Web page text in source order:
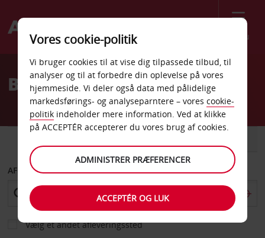
Menu
Welcome
AvisBilleje Saintes
AFHENT FRA
Vælg et andet afleveringssted
Vores cookie-politik
Vi bruger cookies til at vise dig tilpassede tilbud, til
analyser og til at forbedre din oplevelse på vores
hjemmeside. Vi deler også data med pålidelige
markedsførings- og analyseparntere – vores cookie-
politik indeholder mere information. Ved at klikke
på ACCEPTÉR accepterer du vores brug af cookies.
ADMINISTRER PRÆFERENCER
ACCEPTÉR OG LUK